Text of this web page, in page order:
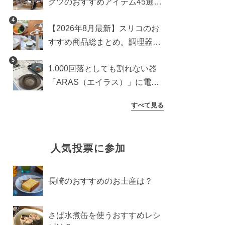
クツのおすすめアイテム45選。
4
【2026年8月最新】スリコのお
すすめ商品総まとめ。調理器具
5
1,000回落としても割れない器
「ARAS（エイラス）」に電子
すべて見る
人気投票に参加
長崎のおすすめのお土産は？
さば水煮缶を使うおすすめレシ